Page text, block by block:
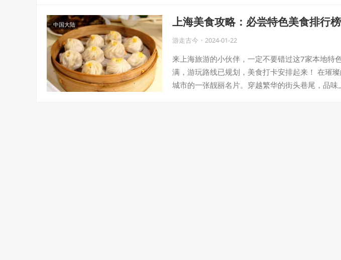
中国大陆
上海美食攻略：必尝特色美食排行
味过几家？
游走古今 · 2024-01-22
来上海旅游的小伙伴，一定不要错过这7家本地特
满，游玩路线已规划，美食打卡安排起来！ 在璀
城市的一张靓丽名片。穿越繁华的街头巷尾，品